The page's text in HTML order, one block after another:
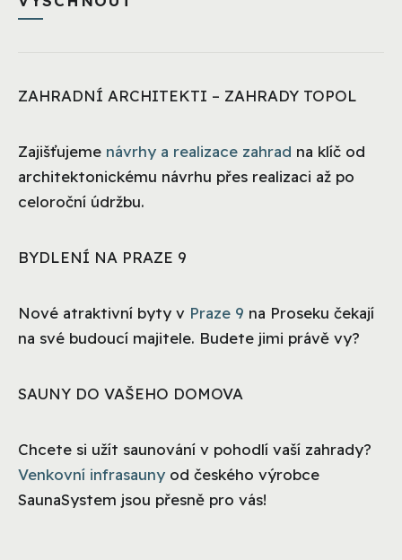
ZAHRADNÍ ARCHITEKTI – ZAHRADY TOPOL
Zajišťujeme návrhy a realizace zahrad na klíč od
architektonickému návrhu přes realizaci až po
celoroční údržbu.
BYDLENÍ NA PRAZE 9
Nové atraktivní byty v Praze 9 na Proseku čekají
na své budoucí majitele. Budete jimi právě vy?
SAUNY DO VAŠEHO DOMOVA
Chcete si užít saunování v pohodlí vaší zahrady?
Venkovní infrasauny od českého výrobce
SaunaSystem jsou přesně pro vás!